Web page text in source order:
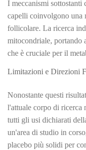
I meccanismi
capelli coinvolgono una
follicolare. La ricerca
mitocondriale, portando
che è cruciale per il
Limitazioni e Direzioni
Nonostante questi
l'attuale corpo di ricerca
tutti gli usi dichiarati
un'area di studio in
placebo più solidi per